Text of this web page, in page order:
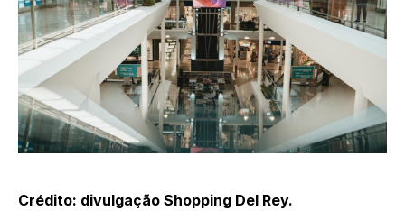
Crédito: divulgação Shopping Del Rey.